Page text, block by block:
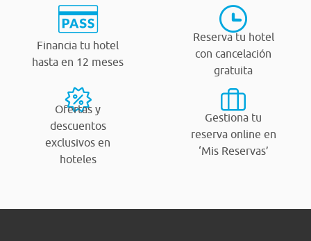
Financia tu hotel
hasta en 12 meses
Reserva tu hotel
con cancelación
gratuita
Ofertas y
descuentos
exclusivos en
hoteles
Gestiona tu
reserva online en
‘Mis Reservas’